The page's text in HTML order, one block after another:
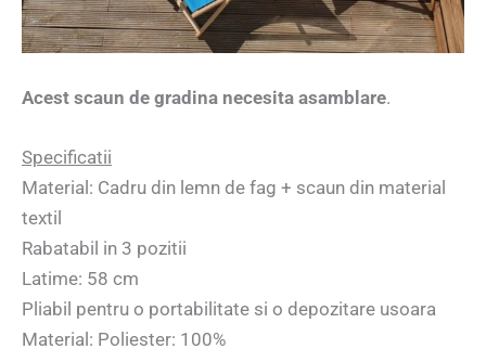
Acest scaun de gradina necesita asamblare.
Specificatii
Material: Cadru din lemn de fag + scaun din material
textil
Rabatabil in 3 pozitii
Latime: 58 cm
Pliabil pentru o portabilitate si o depozitare usoara
Material: Poliester: 100%